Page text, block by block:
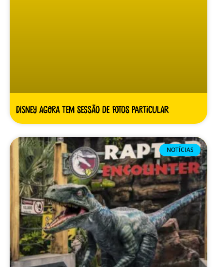
Disney agora tem sessão de fotos particular
NOTÍCIAS